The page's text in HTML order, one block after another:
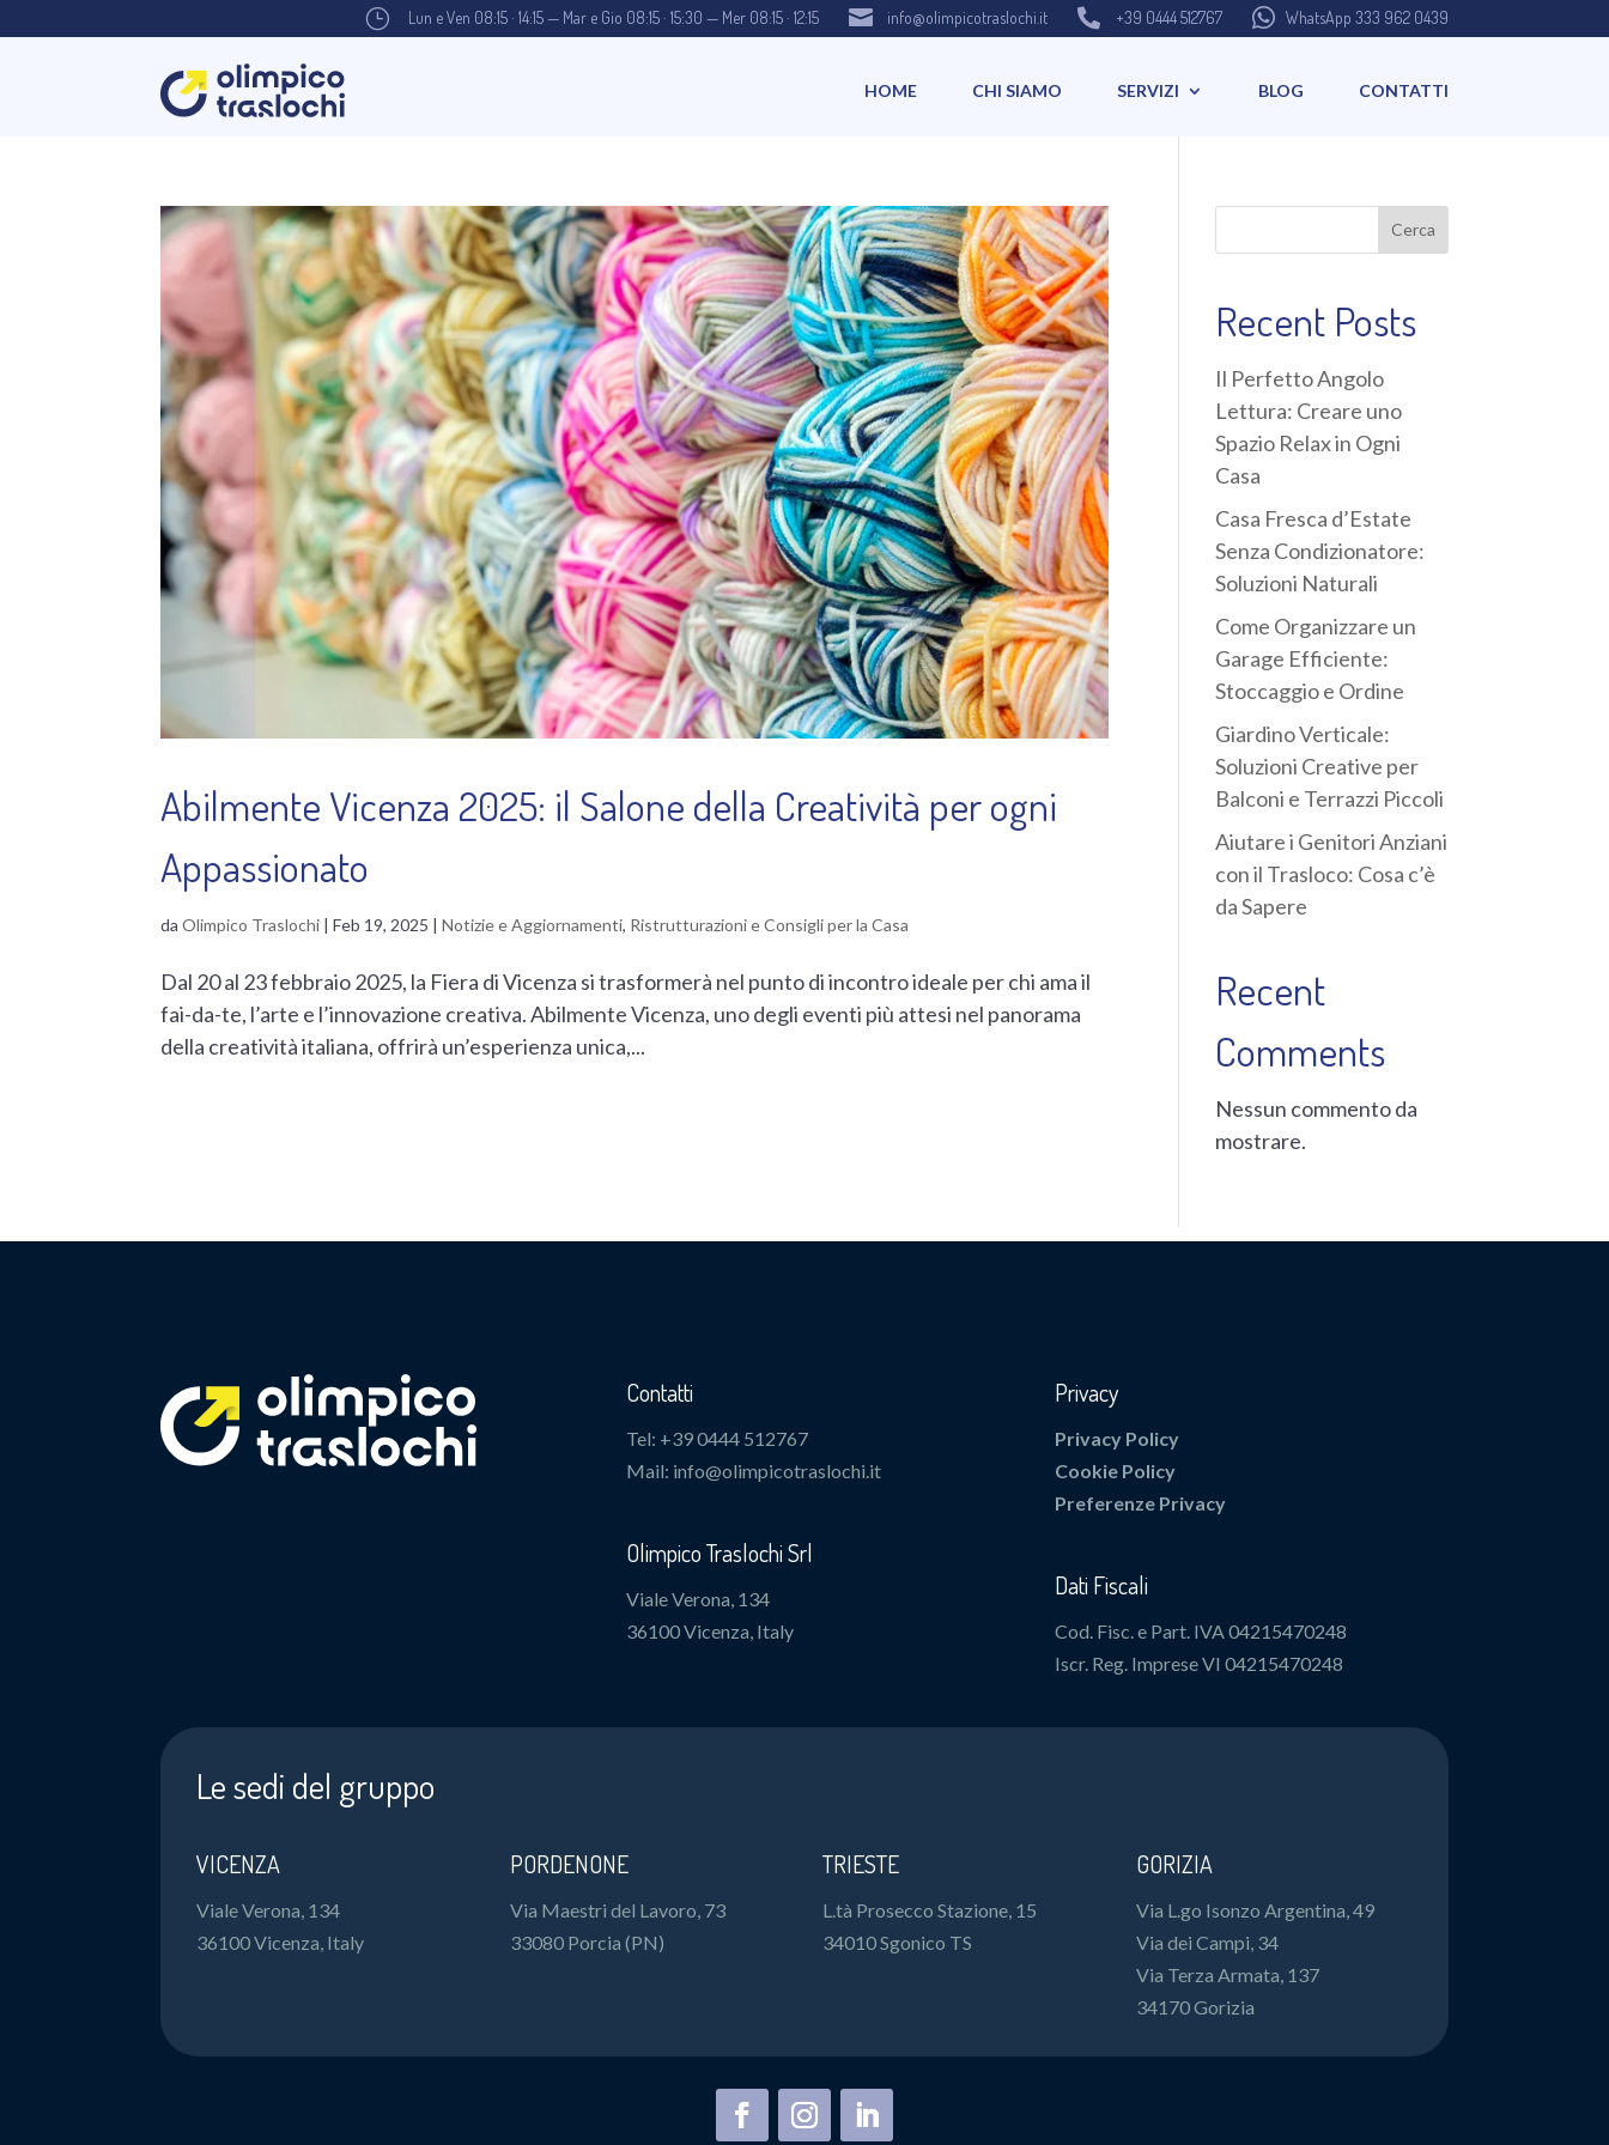
} Lun e Ven 08:15 · 14:15 — Mar e Gio 08:15 · 15:30 — Mer 08:15 · 12:15  info@olimpicotraslochi.it  +39 0444 512767  WhatsApp 333 962 0439
HOME CHI SIAMO SERVIZI BLOG CONTATTI
Abilmente Vicenza 2025: il Salone della Creatività per ogni
Appassionato
daOlimpico Traslochi |Feb 19, 2025 |Notizie e Aggiornamenti, Ristrutturazioni e Consigli per la Casa
Dal 20 al 23 febbraio 2025, la Fiera di Vicenza si trasformerà nel punto di incontro ideale per chi ama il
fai-da-te, l’arte e l’innovazione creativa. Abilmente Vicenza, uno degli eventi più attesi nel panorama
della creatività italiana, offrirà un’esperienza unica,...
Cerca
Recent Posts
Il Perfetto Angolo
Lettura: Creare uno
Spazio Relax in Ogni
Casa
Casa Fresca d’Estate
Senza Condizionatore:
Soluzioni Naturali
Come Organizzare un
Garage Efficiente:
Stoccaggio e Ordine
Giardino Verticale:
Soluzioni Creative per
Balconi e Terrazzi Piccoli
Aiutare i Genitori Anziani
con il Trasloco: Cosa c’è
da Sapere
Recent
Comments
Nessun commento da
mostrare.
Contatti
Tel: +39 0444 512767
Mail: info@olimpicotraslochi.it
Olimpico Traslochi Srl
Viale Verona, 134
36100 Vicenza, Italy
Privacy
Privacy Policy
Cookie Policy
Preferenze Privacy
Dati Fiscali
Cod. Fisc. e Part. IVA 04215470248
Iscr. Reg. Imprese VI 04215470248
Le sedi del gruppo
VICENZA
Viale Verona, 134
36100 Vicenza, Italy
PORDENONE
Via Maestri del Lavoro, 73
33080 Porcia (PN)
TRIESTE
L.tà Prosecco Stazione, 15
34010 Sgonico TS
GORIZIA
Via L.go Isonzo Argentina, 49
Via dei Campi, 34
Via Terza Armata, 137
34170 Gorizia